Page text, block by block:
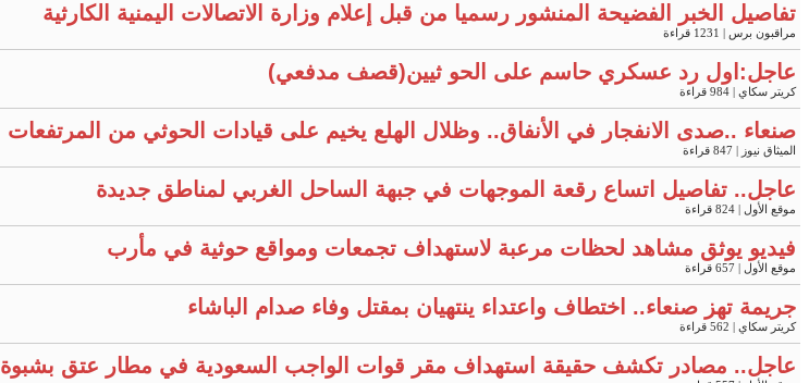
تفاصيل الخبر الفضيحة المنشور رسميا من قبل إعلام وزارة الاتصالات اليمنية الكارثية
مراقبون برس | 1231 قراءة
عاجل:اول رد عسكري حاسم على الحو ثيين(قصف مدفعي)
كريتر سكاي | 984 قراءة
صنعاء ..صدى الانفجار في الأنفاق.. وظلال الهلع يخيم على قيادات الحوثي من المرتفعات
الميثاق نيوز | 847 قراءة
عاجل.. تفاصيل اتساع رقعة الموجهات في جبهة الساحل الغربي لمناطق جديدة
موقع الأول | 824 قراءة
فيديو يوثق مشاهد لحظات مرعبة لاستهداف تجمعات ومواقع حوثية في مأرب
موقع الأول | 657 قراءة
جريمة تهز صنعاء.. اختطاف واعتداء ينتهيان بمقتل وفاء صدام الباشاء
كريتر سكاي | 562 قراءة
عاجل.. مصادر تكشف حقيقة استهداف مقر قوات الواجب السعودية في مطار عتق بشبوة